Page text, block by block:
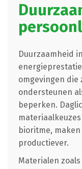
Duurzaamheid
omgevingen die
ondersteunen
beperken.
bioritme,
productiever.
Materialen